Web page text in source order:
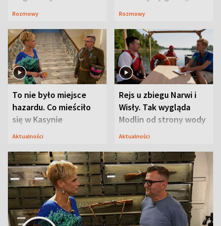
Waligórskiej-Lisieckiej.
Rozmowy
Maciusiu I”
Rozmowy
To nie było miejsce
hazardu. Co mieściło
się w Kasynie
Oficerskim?
Aktualności
Rejs u zbiegu Narwi i
Wisły. Tak wygląda
Modlin od strony wody
Aktualności